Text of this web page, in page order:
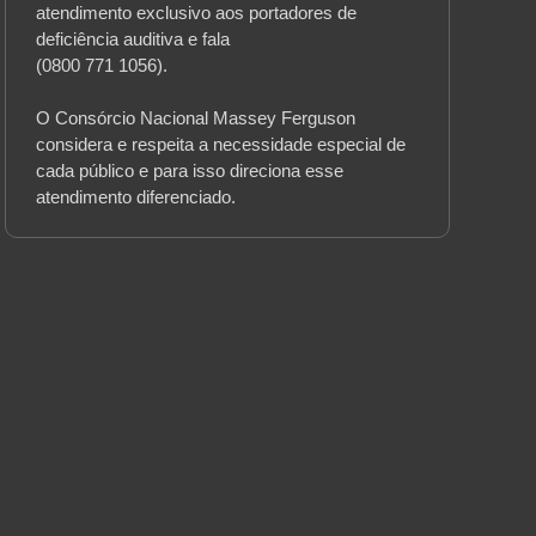
atendimento exclusivo aos portadores de
deficiência auditiva e fala
(0800 771 1056).
O Consórcio Nacional Massey Ferguson
considera e respeita a necessidade especial de
cada público e para isso direciona esse